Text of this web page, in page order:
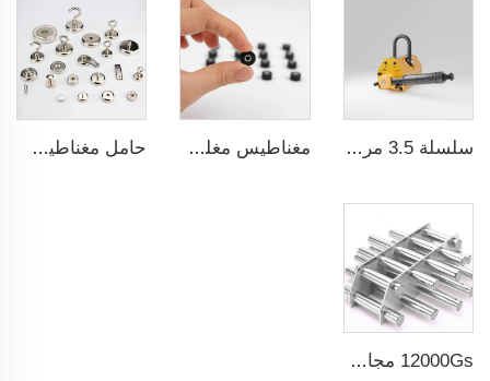
سلسلة 3.5 مرة نسبة السلامة CE شهادة ما مغناطيس مغلف بالمطاط مقاوم للماء بشكل دائم حامل مغناطيسي بقوة جذب قوية
12000Gs مجال سطحي مغناطيسي مرشح من الفولاذ المقاوم للصدأ المصقول